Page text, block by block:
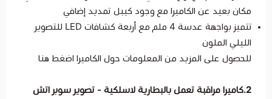
مكان بعيد عن الكاميرا مع وجود كيبل تمديد إضافي
تتميز بواجهة عدسة 4 ملم مع أربعة كشافات LED للتصوير
الليلي الملون
للحصول على المزيد من المعلومات حول الكاميرا اضغط هنا
2.كاميرا مراقبة تعمل بالبطارية لاسلكية - تصوير سوبر اتش